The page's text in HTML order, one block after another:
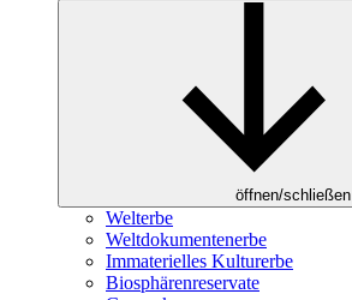
öffnen/schließen
Welterbe
Weltdokumentenerbe
Immaterielles Kulturerbe
Biosphärenreservate